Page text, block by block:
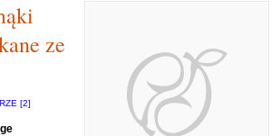
ze
[2]